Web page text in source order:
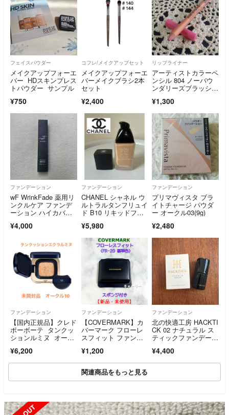
フェイスパウダー
メイクアップフォーエ
バー HDスキンプレス
トパウダー サンプル
¥750
コフレ/メイクアップセット
メイクアップフォーエ
バーメイクブラシ2本
セット
¥2,400
リップライナー
アーティストカラーペ
ンシル 804 ノーバウ
ンダリーズブラッシ
¥1,300
ファンデーション
wF WrinkFade 薬用リ
ンクルケア ファンデ
ーション ハイカバ
ージュ
¥4,000
ファンデーション
CHANEL シャネル ウ
ルトラルタンフリュイ
ド B10 リキッドファ
¥5,980
ファンデーション
プリマヴィスタ ブラ
イトチャージ パウダ
ー オークル03(9g)
¥2,480
ファンデーション
【国内正規品】クレド
ポーボーテ タンクッ
ションルミヌ オーク
¥6,200
ファンデーション
【COVERMARK】カ
バーマーク フローレ
スフィット ファンデ
20 コスメ トライア
ル シミ エイジング
¥1,200
ファンデーション
北の快適工房 HACKTI
CK 02 ナチュラル ス
ティックファンデーシ
¥4,400
関連商品をもっと見る
SOLD OUT